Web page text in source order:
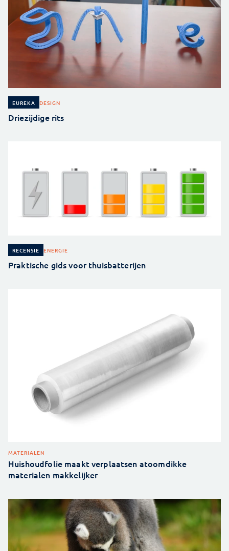
EUREKA DESIGN
Driezijdige rits
RECENSIE ENERGIE
Praktische gids voor thuisbatterijen
MATERIALEN
Huishoudfolie maakt verplaatsen atoomdikke
materialen makkelijker